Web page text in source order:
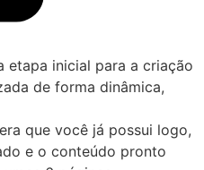
etapa inicial para a criação
de forma dinâmica,
que você já possui logo,
e o conteúdo pronto